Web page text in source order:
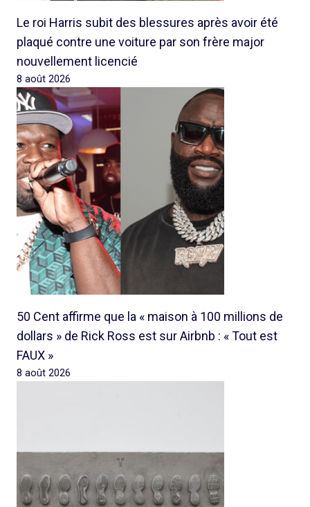
Le roi Harris subit des blessures après avoir été
plaqué contre une voiture par son frère major
nouvellement licencié
8 août 2026
50 Cent affirme que la « maison à 100 millions de
dollars » de Rick Ross est sur Airbnb : « Tout est
FAUX »
8 août 2026